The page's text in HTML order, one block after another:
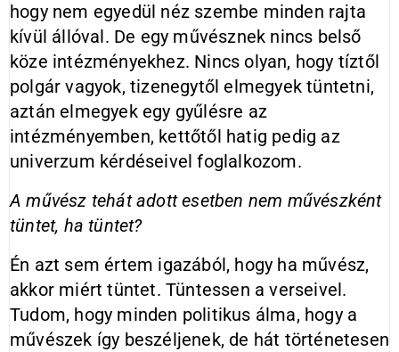
hogy nem egyedül néz szembe minden rajta
kívül állóval. De egy művésznek nincs belső
köze intézményekhez. Nincs olyan, hogy tíztől
polgár vagyok, tizenegytől elmegyek tüntetni,
aztán elmegyek egy gyűlésre az
intézményemben, kettőtől hatig pedig az
univerzum kérdéseivel foglalkozom.
A művész tehát adott esetben nem művészként
tüntet, ha tüntet?
Én azt sem értem igazából, hogy ha művész,
akkor miért tüntet. Tüntessen a verseivel.
Tudom, hogy minden politikus álma, hogy a
művészek így beszéljenek, de hát történetesen